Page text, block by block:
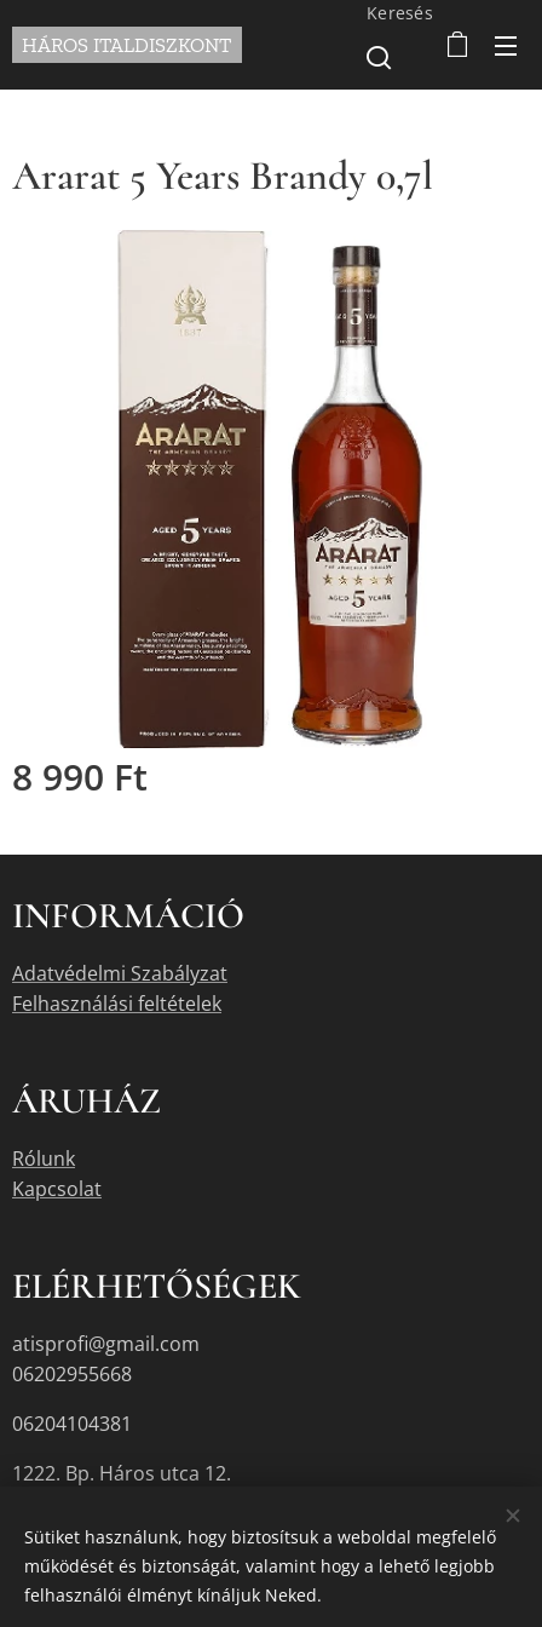
HÁROS ITALDISZKONT
Keresés
Ararat 5 Years Brandy 0,7l
8 990 Ft
INFORMÁCIÓ
Adatvédelmi Szabályzat
Felhasználási feltételek
ÁRUHÁZ
Rólunk
Kapcsolat
ELÉRHETŐSÉGEK
atisprofi@gmail.com
06202955668
06204104381
1222. Bp. Háros utca 12.
A termékek aktuális készletéről érdeklődjön az üzletben, vagy a
megadott elérhetőségek egyikén.
Sütiket használunk, hogy biztosítsuk a weboldal megfelelő
működését és biztonságát, valamint hogy a lehető legjobb
felhasználói élményt kínáljuk Neked.